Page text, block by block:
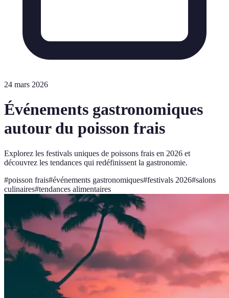
24 mars 2026
Événements gastronomiques
autour du poisson frais
Explorez les festivals uniques de poissons frais en 2026 et
découvrez les tendances qui redéfinissent la gastronomie.
#poisson frais#événements gastronomiques#festivals 2026#salons
culinaires#tendances alimentaires